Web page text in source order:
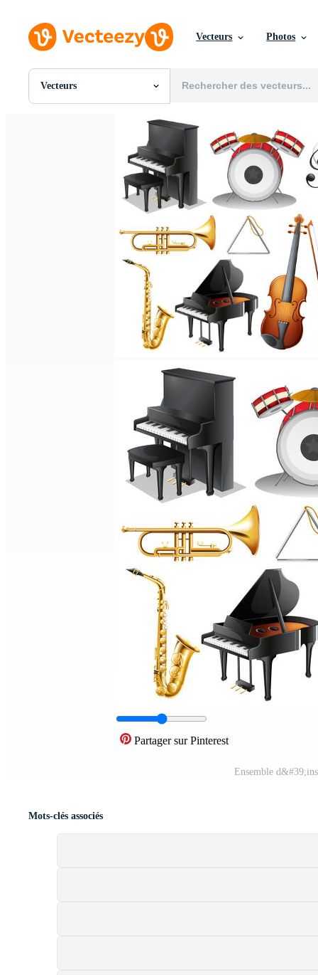
Vecteurs Photos
Vecteurs
Toutes Images
Images Éditoriales
Événements Éditoriaux
Partager sur Pinterest
Ensemble
Mots-clés associés